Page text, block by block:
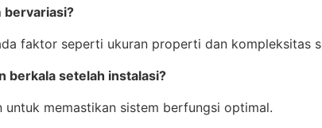
bervariasi?
faktor seperti ukuran properti dan kompleksitas
berkala setelah instalasi?
untuk memastikan sistem berfungsi optimal.